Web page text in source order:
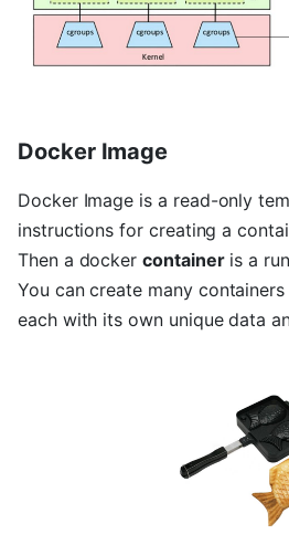
Docker Image
Docker Image is a read-only
instructions for creating a
Then a dockercontaineris a
You can create many
each with its own unique data